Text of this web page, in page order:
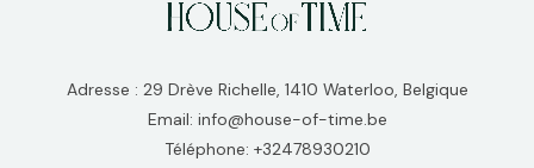
Adresse : 29 Drève Richelle, 1410 Waterloo, Belgique
Email: info@house-of-time.be
Téléphone: +32478930210